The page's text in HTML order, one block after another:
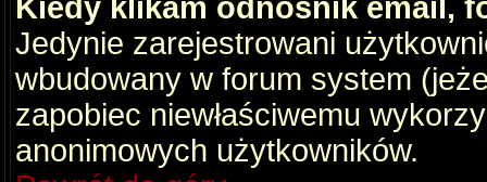
Kiedy klikam odnośnik email,
Jedynie zarejestrowani
wbudowany w forum system
zapobiec niewłaściwemu
anonimowych użytkowników.